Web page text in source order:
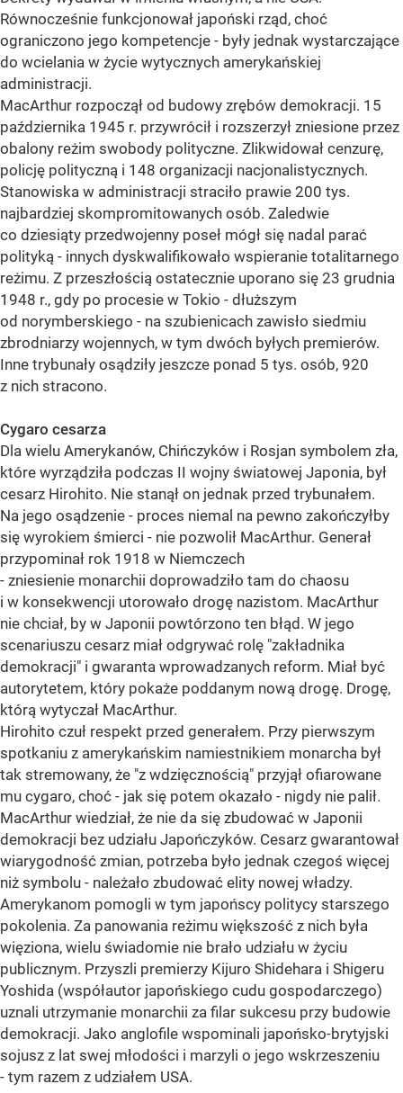
Równocześnie funkcjonował japoński rząd, choć
ograniczono jego kompetencje - były jednak wystarczające
do wcielania w życie wytycznych amerykańskiej
administracji.
MacArthur rozpoczął od budowy zrębów demokracji. 15
października 1945 r. przywrócił i rozszerzył zniesione przez
obalony reżim swobody polityczne. Zlikwidował cenzurę,
policję polityczną i 148 organizacji nacjonalistycznych.
Stanowiska w administracji straciło prawie 200 tys.
najbardziej skompromitowanych osób. Zaledwie
co dziesiąty przedwojenny poseł mógł się nadal parać
polityką - innych dyskwalifikowało wspieranie totalitarnego
reżimu. Z przeszłością ostatecznie uporano się 23 grudnia
1948 r., gdy po procesie w Tokio - dłuższym
od norymberskiego - na szubienicach zawisło siedmiu
zbrodniarzy wojennych, w tym dwóch byłych premierów.
Inne trybunały osądziły jeszcze ponad 5 tys. osób, 920
z nich stracono.
Cygaro cesarza
Dla wielu Amerykanów, Chińczyków i Rosjan symbolem zła,
które wyrządziła podczas II wojny światowej Japonia, był
cesarz Hirohito. Nie stanął on jednak przed trybunałem.
Na jego osądzenie - proces niemal na pewno zakończyłby
się wyrokiem śmierci - nie pozwolił MacArthur. Generał
przypominał rok 1918 w Niemczech
- zniesienie monarchii doprowadziło tam do chaosu
i w konsekwencji utorowało drogę nazistom. MacArthur
nie chciał, by w Japonii powtórzono ten błąd. W jego
scenariuszu cesarz miał odgrywać rolę "zakładnika
demokracji" i gwaranta wprowadzanych reform. Miał być
autorytetem, który pokaże poddanym nową drogę. Drogę,
którą wytyczał MacArthur.
Hirohito czuł respekt przed generałem. Przy pierwszym
spotkaniu z amerykańskim namiestnikiem monarcha był
tak stremowany, że "z wdzięcznością" przyjął ofiarowane
mu cygaro, choć - jak się potem okazało - nigdy nie palił.
MacArthur wiedział, że nie da się zbudować w Japonii
demokracji bez udziału Japończyków. Cesarz gwarantował
wiarygodność zmian, potrzeba było jednak czegoś więcej
niż symbolu - należało zbudować elity nowej władzy.
Amerykanom pomogli w tym japońscy politycy starszego
pokolenia. Za panowania reżimu większość z nich była
więziona, wielu świadomie nie brało udziału w życiu
publicznym. Przyszli premierzy Kijuro Shidehara i Shigeru
Yoshida (współautor japońskiego cudu gospodarczego)
uznali utrzymanie monarchii za filar sukcesu przy budowie
demokracji. Jako anglofile wspominali japońsko-brytyjski
sojusz z lat swej młodości i marzyli o jego wskrzeszeniu
- tym razem z udziałem USA.